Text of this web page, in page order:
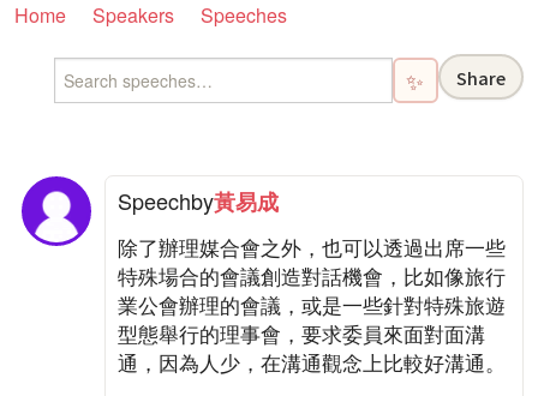
Home Speakers Speeches
✨ Share
Speechby黃易成
除了辦理媒合會之外，也可以透過出席一些
特殊場合的會議創造對話機會，比如像旅行
業公會辦理的會議，或是一些針對特殊旅遊
型態舉行的理事會，要求委員來面對面溝
通，因為人少，在溝通觀念上比較好溝通。